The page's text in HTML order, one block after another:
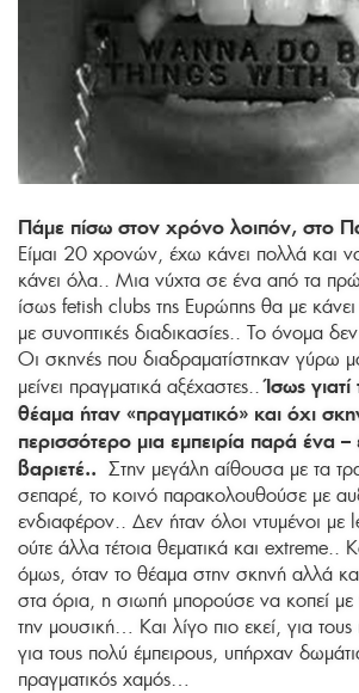
Πάμε πίσω στον χρόνο λοιπόν, στο
Είμαι 20 χρονών, έχω κάνει πολλά και
κάνει όλα.. Μια νύχτα σε ένα από τα
ίσως fetish clubs της Ευρώπης θα με
με συνοπτικές διαδικασίες.. Το όνομα
Οι σκηνές που διαδραματίστηκαν γύρω
μείνει πραγματικά αξέχαστες..Ίσως
θέαμα ήταν «πραγματικό» και όχι
περισσότερο μια εμπειρία παρά ένα
βαριετέ.. Στην μεγάλη αίθουσα με τα
σεπαρέ, το κοινό παρακολουθούσε με
ενδιαφέρον.. Δεν ήταν όλοι ντυμένοι με
ούτε άλλα τέτοια θεματικά και extreme..
όμως, όταν το θέαμα στην σκηνή αλλά
στα όρια, η σιωπή μπορούσε να κοπεί με
την μουσική… Και λίγο πιο εκεί, για
για τους πολύ έμπειρους, υπήρχαν
πραγματικός χαμός…